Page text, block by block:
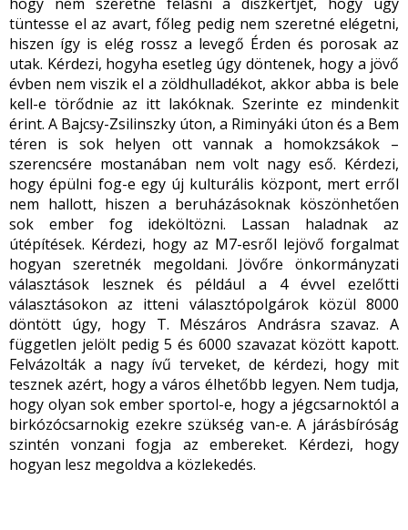
tüntesse el az avart, főleg pedig nem szeretné elégetni,
hiszen így is elég rossz a levegő Érden és porosak az
utak. Kérdezi, hogyha esetleg úgy döntenek, hogy a jövő
évben nem viszik el a zöldhulladékot, akkor abba is bele
kell-e törődnie az itt lakóknak. Szerinte ez mindenkit
érint. A Bajcsy-Zsilinszky úton, a Riminyáki úton és a Bem
téren is sok helyen ott vannak a homokzsákok –
szerencsére mostanában nem volt nagy eső. Kérdezi,
hogy épülni fog-e egy új kulturális központ, mert erről
nem hallott, hiszen a beruházásoknak köszönhetően
sok ember fog ideköltözni. Lassan haladnak az
útépítések. Kérdezi, hogy az M7-esről lejövő forgalmat
hogyan szeretnék megoldani. Jövőre önkormányzati
választások lesznek és például a 4 évvel ezelőtti
választásokon az itteni választópolgárok közül 8000
döntött úgy, hogy T. Mészáros Andrásra szavaz. A
független jelölt pedig 5 és 6000 szavazat között kapott.
Felvázolták a nagy ívű terveket, de kérdezi, hogy mit
tesznek azért, hogy a város élhetőbb legyen. Nem tudja,
hogy olyan sok ember sportol-e, hogy a jégcsarnoktól a
birkózócsarnokig ezekre szükség van-e. A járásbíróság
szintén vonzani fogja az embereket. Kérdezi, hogy
hogyan lesz megoldva a közlekedés.